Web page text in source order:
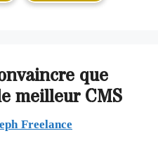
que
meilleur CMS
Freelance